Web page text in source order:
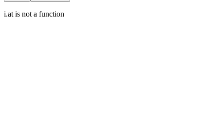
i.at is not a function